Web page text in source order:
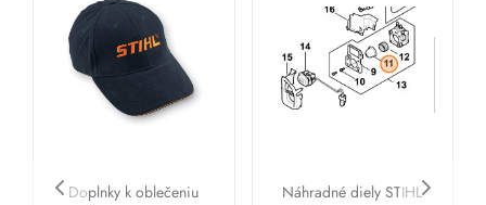
Doplnky k oblečeniu
Náhradné diely STIHL